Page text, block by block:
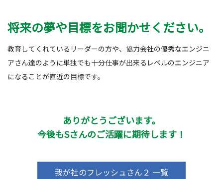
将来の夢や目標をお聞かせください。
教育してくれているリーダーの方や、協力会社の優秀なエンジニ
アさん達のように単独でも十分仕事が出来るレベルのエンジニア
になることが直近の目標です。
ありがとうございます。
今後もSさんのご活躍に期待します！
我が社のフレッシュさん２ 一覧